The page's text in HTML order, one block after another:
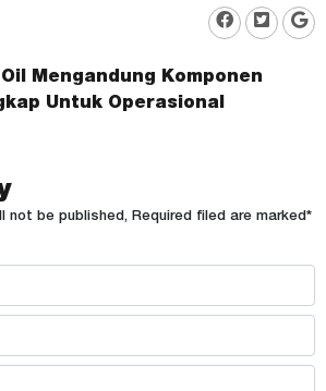
Mengandung Komponen
Untuk Operasional
not be published, Required filed are marked*